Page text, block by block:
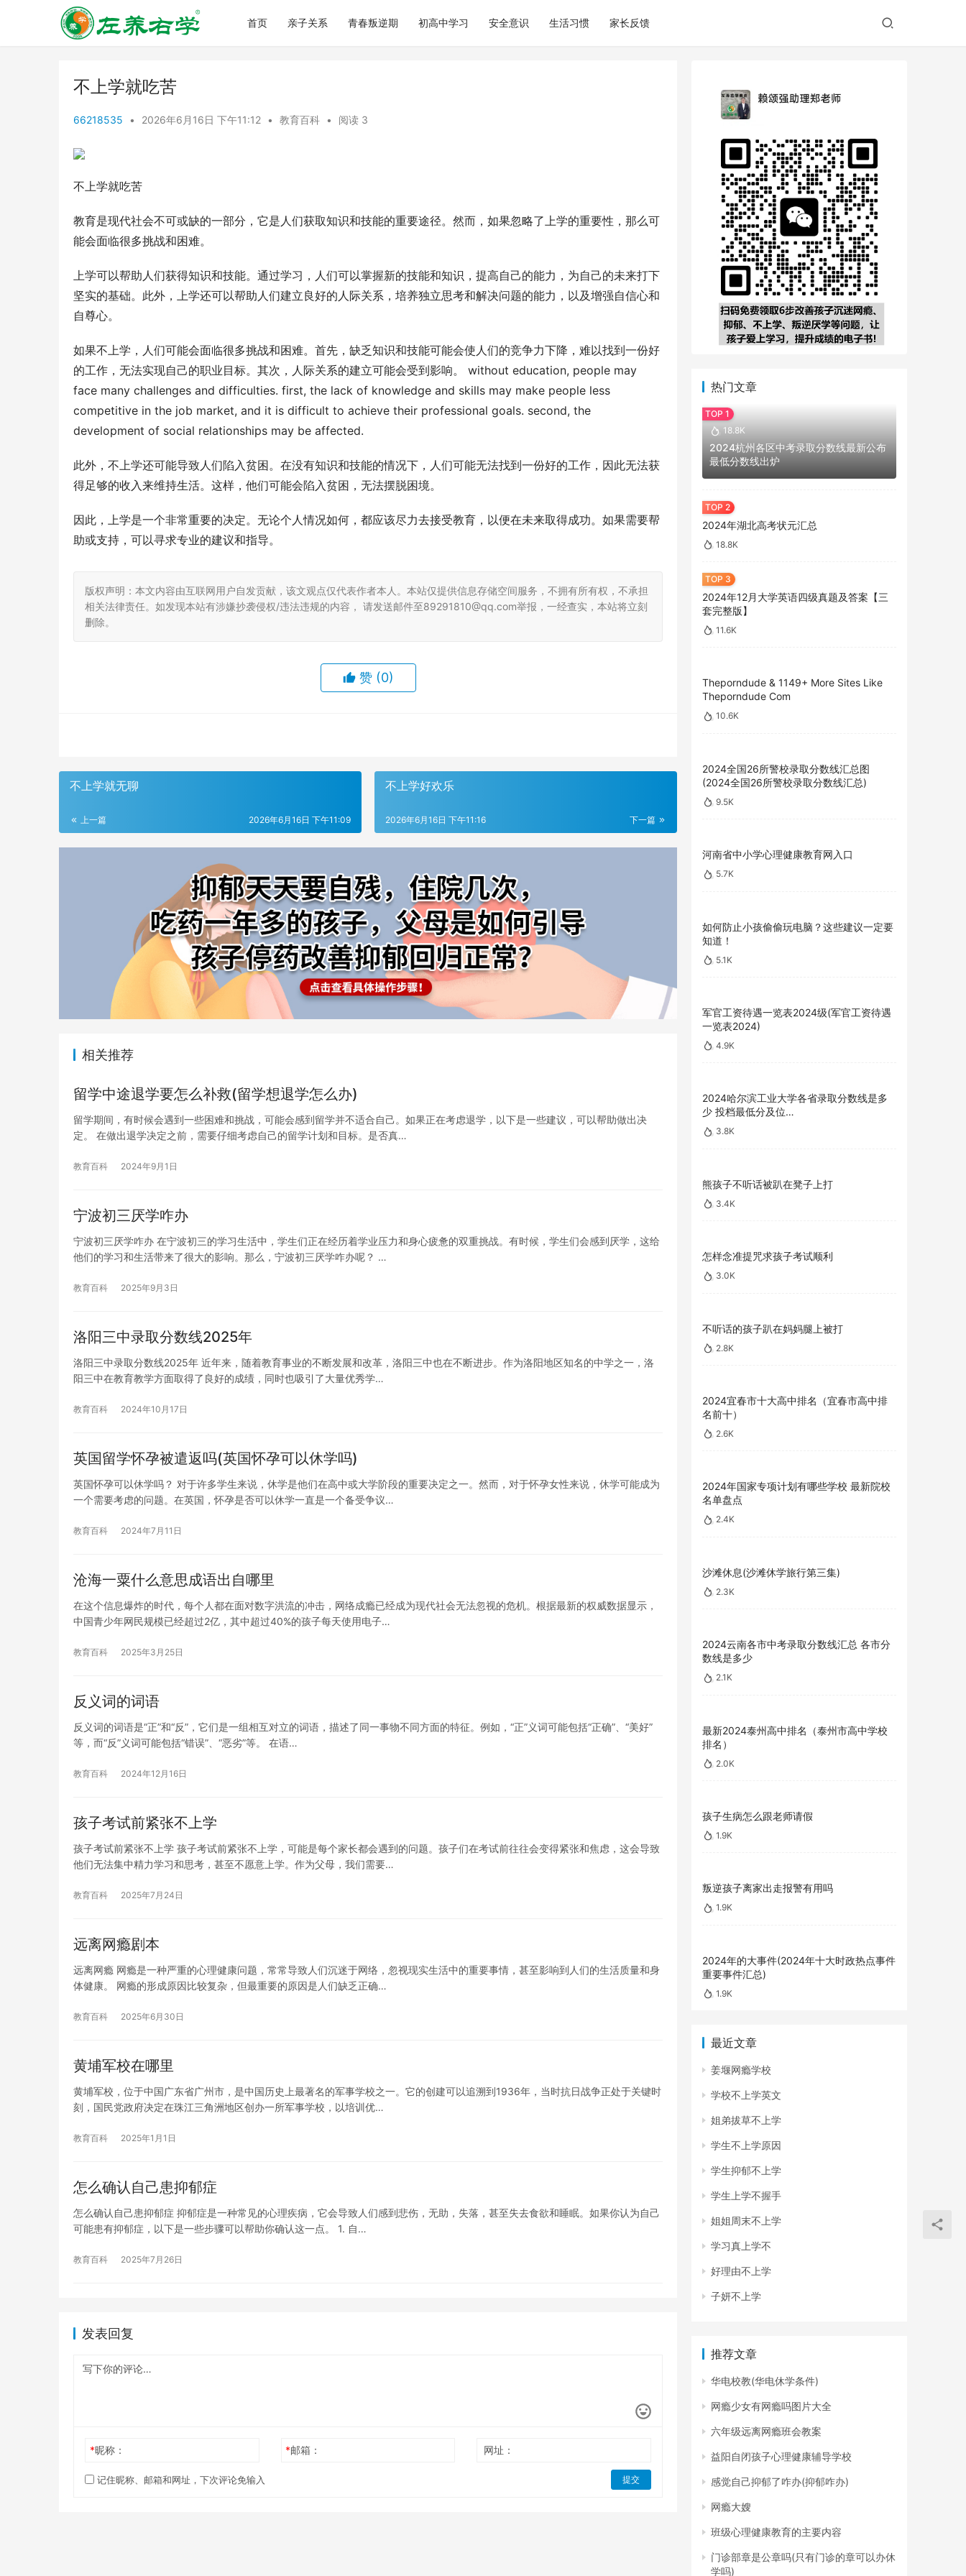
首页 亲子关系 青春叛逆期 初高中学习 安全意识 生活习惯 家长反馈
不上学就吃苦
66218535 • 2026年6月16日 下午11:12 • 教育百科 • 阅读 3
不上学就吃苦
教育是现代社会不可或缺的一部分，它是人们获取知识和技能的重要途径。然而，如果忽略了上学的重要性，那么可
能会面临很多挑战和困难。
上学可以帮助人们获得知识和技能。通过学习，人们可以掌握新的技能和知识，提高自己的能力，为自己的未来打下
坚实的基础。此外，上学还可以帮助人们建立良好的人际关系，培养独立思考和解决问题的能力，以及增强自信心和
自尊心。
如果不上学，人们可能会面临很多挑战和困难。首先，缺乏知识和技能可能会使人们的竞争力下降，难以找到一份好
的工作，无法实现自己的职业目标。其次，人际关系的建立可能会受到影响。 without education, people may
face many challenges and difficulties. first, the lack of knowledge and skills may make people less
competitive in the job market, and it is difficult to achieve their professional goals. second, the
development of social relationships may be affected.
此外，不上学还可能导致人们陷入贫困。在没有知识和技能的情况下，人们可能无法找到一份好的工作，因此无法获
得足够的收入来维持生活。这样，他们可能会陷入贫困，无法摆脱困境。
因此，上学是一个非常重要的决定。无论个人情况如何，都应该尽力去接受教育，以便在未来取得成功。如果需要帮
助或支持，可以寻求专业的建议和指导。
版权声明：本文内容由互联网用户自发贡献，该文观点仅代表作者本人。本站仅提供信息存储空间服务，不拥有所有权，不承担
相关法律责任。如发现本站有涉嫌抄袭侵权/违法违规的内容， 请发送邮件至89291810@qq.com举报，一经查实，本站将立刻
删除。
赞 (0)
不上学就无聊
上一篇 2026年6月16日 下午11:09
不上学好欢乐
下一篇
2026年6月16日 下午11:16
相关推荐
留学中途退学要怎么补救(留学想退学怎么办)
留学期间，有时候会遇到一些困难和挑战，可能会感到留学并不适合自己。如果正在考虑退学，以下是一些建议，可以帮助做出决
定。 在做出退学决定之前，需要仔细考虑自己的留学计划和目标。是否真…
教育百科 2024年9月1日
宁波初三厌学咋办
宁波初三厌学咋办 在宁波初三的学习生活中，学生们正在经历着学业压力和身心疲惫的双重挑战。有时候，学生们会感到厌学，这给
他们的学习和生活带来了很大的影响。那么，宁波初三厌学咋办呢？ …
教育百科 2025年9月3日
洛阳三中录取分数线2025年
洛阳三中录取分数线2025年 近年来，随着教育事业的不断发展和改革，洛阳三中也在不断进步。作为洛阳地区知名的中学之一，洛
阳三中在教育教学方面取得了良好的成绩，同时也吸引了大量优秀学…
教育百科 2024年10月17日
英国留学怀孕被遣返吗(英国怀孕可以休学吗)
英国怀孕可以休学吗？ 对于许多学生来说，休学是他们在高中或大学阶段的重要决定之一。然而，对于怀孕女性来说，休学可能成为
一个需要考虑的问题。在英国，怀孕是否可以休学一直是一个备受争议…
教育百科 2024年7月11日
沧海一粟什么意思成语出自哪里
在这个信息爆炸的时代，每个人都在面对数字洪流的冲击，网络成瘾已经成为现代社会无法忽视的危机。根据最新的权威数据显示，
中国青少年网民规模已经超过2亿，其中超过40%的孩子每天使用电子…
教育百科 2025年3月25日
反义词的词语
反义词的词语是“正”和“反”，它们是一组相互对立的词语，描述了同一事物不同方面的特征。例如，“正”义词可能包括“正确”、“美好”
等，而“反”义词可能包括“错误”、“恶劣”等。 在语…
教育百科 2024年12月16日
孩子考试前紧张不上学
孩子考试前紧张不上学 孩子考试前紧张不上学，可能是每个家长都会遇到的问题。孩子们在考试前往往会变得紧张和焦虑，这会导致
他们无法集中精力学习和思考，甚至不愿意上学。作为父母，我们需要…
教育百科 2025年7月24日
远离网瘾剧本
远离网瘾 网瘾是一种严重的心理健康问题，常常导致人们沉迷于网络，忽视现实生活中的重要事情，甚至影响到人们的生活质量和身
体健康。 网瘾的形成原因比较复杂，但最重要的原因是人们缺乏正确…
教育百科 2025年6月30日
黄埔军校在哪里
黄埔军校，位于中国广东省广州市，是中国历史上最著名的军事学校之一。它的创建可以追溯到1936年，当时抗日战争正处于关键时
刻，国民党政府决定在珠江三角洲地区创办一所军事学校，以培训优…
教育百科 2025年1月1日
怎么确认自己患抑郁症
怎么确认自己患抑郁症 抑郁症是一种常见的心理疾病，它会导致人们感到悲伤，无助，失落，甚至失去食欲和睡眠。如果你认为自己
可能患有抑郁症，以下是一些步骤可以帮助你确认这一点。 1. 自…
教育百科 2025年7月26日
发表回复
*昵称： *邮箱： 网址：
记住昵称、邮箱和网址，下次评论免输入 提交
热门文章
18.8K
2024杭州各区中考录取分数线最新公布
最低分数线出炉
2024年湖北高考状元汇总
18.8K
2024年12月大学英语四级真题及答案【三
套完整版】
11.6K
Theporndude & 1149+ More Sites Like
Theporndude Com
10.6K
2024全国26所警校录取分数线汇总图
(2024全国26所警校录取分数线汇总)
9.5K
河南省中小学心理健康教育网入口
5.7K
如何防止小孩偷偷玩电脑？这些建议一定要
知道！
5.1K
军官工资待遇一览表2024级(军官工资待遇
一览表2024)
4.9K
2024哈尔滨工业大学各省录取分数线是多
少 投档最低分及位…
3.8K
熊孩子不听话被趴在凳子上打
3.4K
怎样念准提咒求孩子考试顺利
3.0K
不听话的孩子趴在妈妈腿上被打
2.8K
2024宜春市十大高中排名（宜春市高中排
名前十）
2.6K
2024年国家专项计划有哪些学校 最新院校
名单盘点
2.4K
沙滩休息(沙滩休学旅行第三集)
2.3K
2024云南各市中考录取分数线汇总 各市分
数线是多少
2.1K
最新2024泰州高中排名（泰州市高中学校
排名）
2.0K
孩子生病怎么跟老师请假
1.9K
叛逆孩子离家出走报警有用吗
1.9K
2024年的大事件(2024年十大时政热点事件
重要事件汇总)
1.9K
最近文章
姜堰网瘾学校
学校不上学英文
姐弟拔草不上学
学生不上学原因
学生抑郁不上学
学生上学不握手
姐姐周末不上学
学习真上学不
好理由不上学
子妍不上学
推荐文章
华电校教(华电休学条件)
网瘾少女有网瘾吗图片大全
六年级远离网瘾班会教案
益阳自闭孩子心理健康辅导学校
感觉自己抑郁了咋办(抑郁咋办)
网瘾大嫂
班级心理健康教育的主要内容
门诊部章是公章吗(只有门诊的章可以办休
学吗)